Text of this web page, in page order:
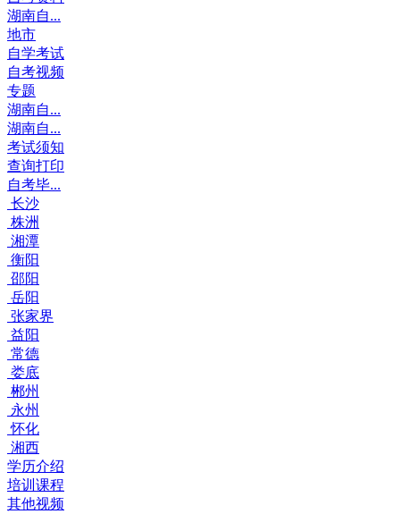
湖南自...
地市
自学考试
自考视频
专题
湖南自...
湖南自...
考试须知
查询打印
自考毕...
长沙
株洲
湘潭
衡阳
邵阳
岳阳
张家界
益阳
常德
娄底
郴州
永州
怀化
湘西
学历介绍
培训课程
其他视频